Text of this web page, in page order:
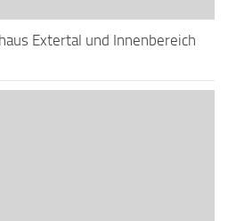
Extertal und Innenbereich